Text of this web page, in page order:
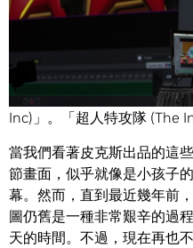
「海底總動員 (Nemo)」。
Inc)」。「超人特攻隊 (The
當我們看著皮克斯出品的這
節畫面，似乎就像是小孩子
幕。然而，直到最近幾年前
圖仍舊是一種非常艱辛的過
天的時間。不過，現在再也